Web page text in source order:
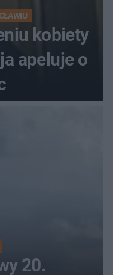
kobiety
apeluje o
20.